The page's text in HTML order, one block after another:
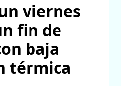
viernes
fin de
baja
térmica